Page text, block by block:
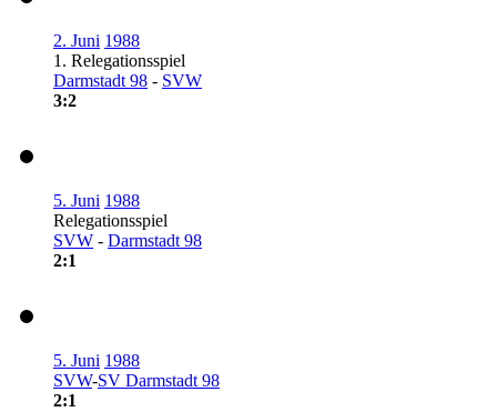
2. Juni 1988
1. Relegationsspiel
Darmstadt 98 - SVW
3:2
5. Juni 1988
Relegationsspiel
SVW - Darmstadt 98
2:1
5. Juni 1988
SVW-SV Darmstadt 98
2:1